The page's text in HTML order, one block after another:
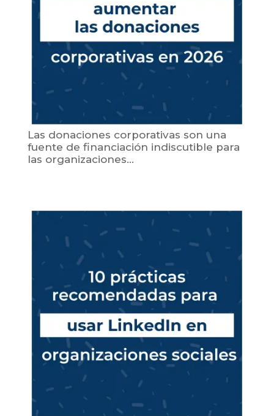
Las donaciones corporativas son una
fuente de financiación indiscutible para
las organizaciones...